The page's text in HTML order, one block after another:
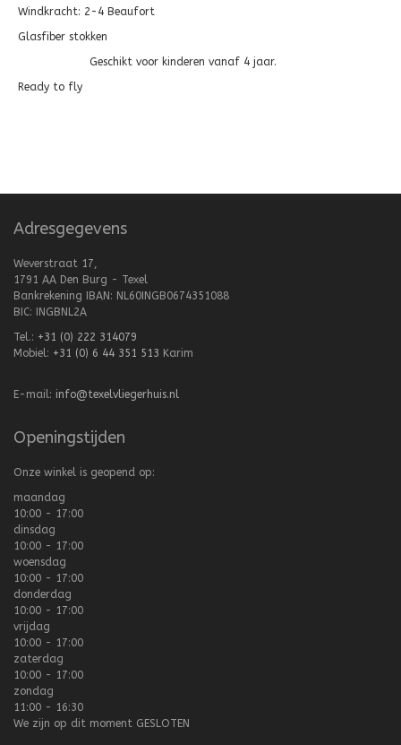
Windkracht: 2-4 Beaufort
Glasfiber stokken
Geschikt voor kinderen vanaf 4 jaar.
Ready to fly
Adresgegevens
Weverstraat 17,
1791 AA Den Burg - Texel
Bankrekening IBAN: NL60INGB0674351088
BIC: INGBNL2A
Tel.: +31 (0) 222 314079
Mobiel: +31 (0) 6 44 351 513 Karim
E-mail: info@texelvliegerhuis.nl
Openingstijden
Onze winkel is geopend op:
maandag
10:00 - 17:00
dinsdag
10:00 - 17:00
woensdag
10:00 - 17:00
donderdag
10:00 - 17:00
vrijdag
10:00 - 17:00
zaterdag
10:00 - 17:00
zondag
11:00 - 16:30
We zijn op dit moment GESLOTEN